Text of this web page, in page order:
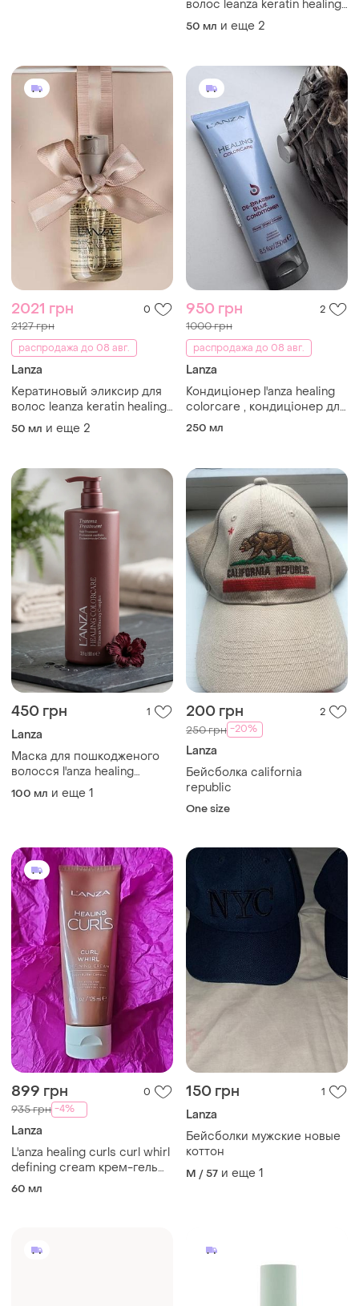
волос leanza keratin healing
oil treatment
50 мл и еще 2
2021 грн 0
2127 грн
распродажа до 08 авг.
Lanza
Кератиновый эликсир для
волос leanza keratin healing
oil treatment
50 мл и еще 2
950 грн 2
1000 грн
распродажа до 08 авг.
Lanza
Кондиціонер l'anza healing
colorcare , кондиціонер для
волосся, кондиционер для
250 мл
450 грн 1
Lanza
Маска для пошкодженого
волосся l'anza healing
colorcare trauma trearment
100 мл и еще 1
200 грн 2
250 грн -20%
Lanza
Бейсболка california
republic
One size
899 грн 0
935 грн -4%
Lanza
L'anza healing curls curl whirl
defining cream крем-гель
для локонів
60 мл
150 грн 1
Lanza
Бейсболки мужские новые
коттон
M / 57 и еще 1